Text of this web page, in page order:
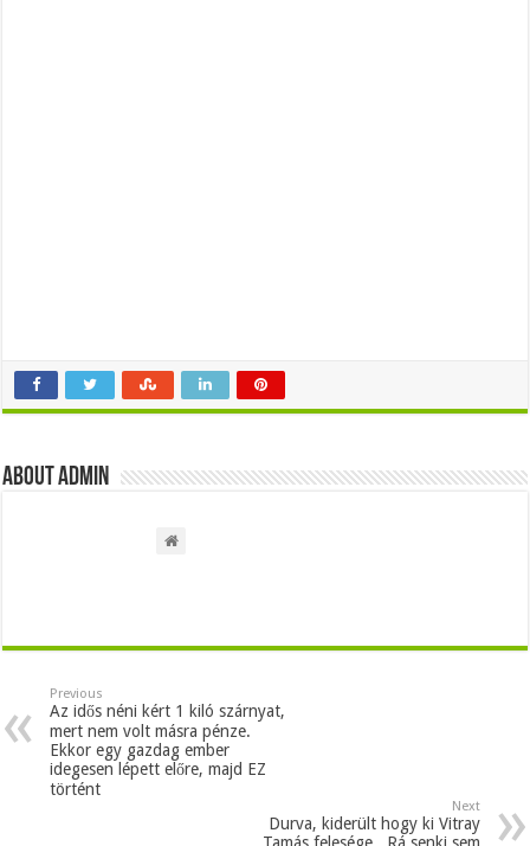
About admin
Previous
Az idős néni kért 1 kiló szárnyat,
mert nem volt másra pénze.
Ekkor egy gazdag ember
idegesen lépett előre, majd EZ
történt
Next
Durva, kiderült hogy ki Vitray
Tamás felesége.. Rá senki sem